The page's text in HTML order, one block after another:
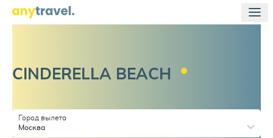
CINDERELLA BEACH
Город вылета
Москва